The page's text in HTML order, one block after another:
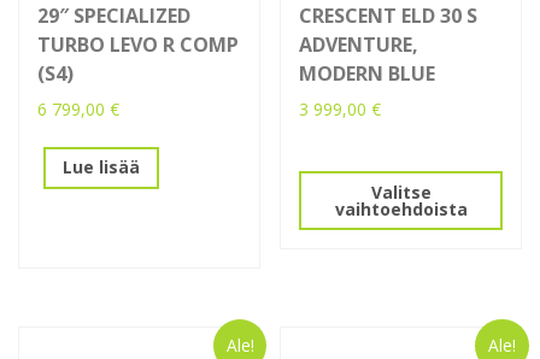
29″ SPECIALIZED
TURBO LEVO R COMP
(S4)
6 799,00 €
Lue lisää
CRESCENT ELD 30 S
ADVENTURE,
MODERN BLUE
3 999,00€
Valitse
vaihtoehdoista
tuotteella
useampi
Ale! Ale!